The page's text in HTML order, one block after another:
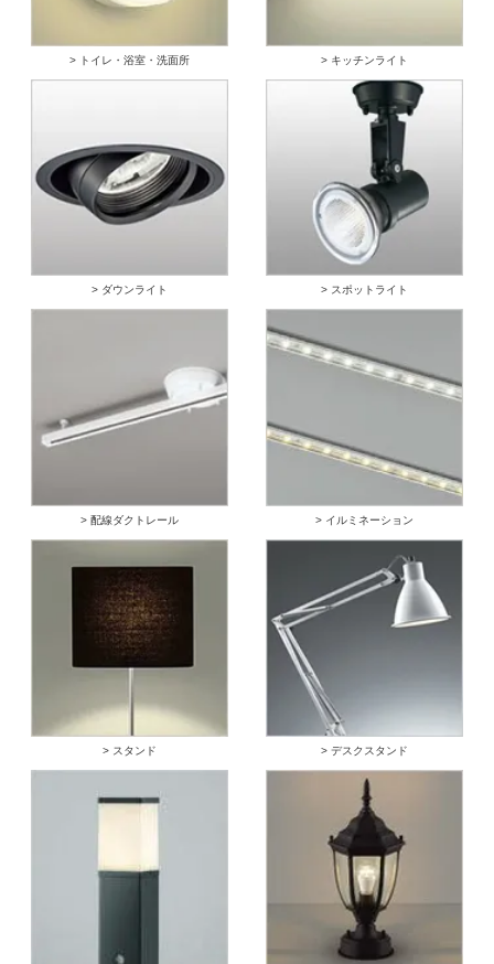
> トイレ・浴室・洗面所 > キッチンライト
> ダウンライト > スポットライト
> 配線ダクトレール > イルミネーション
> スタンド > デスクスタンド